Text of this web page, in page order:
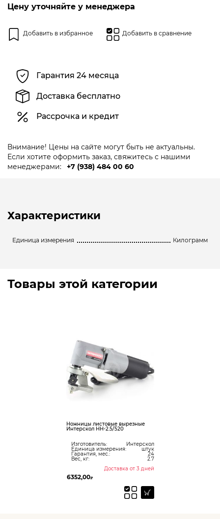
Цену уточняйте у менеджера
Добавить в избранное Добавить в сравнение
Гарантия 24 месяца
Доставка бесплатно
Рассрочка и кредит
Внимание! Цены на сайте могут быть не актуальны.
Если хотите оформить заказ, свяжитесь с нашими
менеджерами:
+7 (938) 484 00 60
Характеристики
Единица измерения Килограмм
Товары этой категории
Ножницы листовые вырезные
Интерскол НН-2.5/520
Изготовитель: Интерскол
Единица измерения: штук
Гарантия, мес.: 24
Вес, кг:
2.7
Доставка от 3 дней
6352,00₽